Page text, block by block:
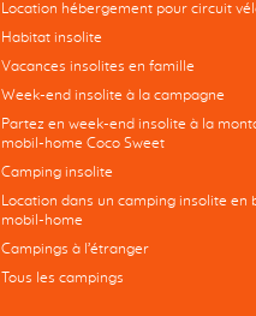
Location hébergement pour circuit
Habitat insolite
Vacances insolites en famille
Week-end insolite à la campagne
Partez en week-end insolite à la
mobil-home Coco Sweet
Camping insolite
Location dans un camping insolite en
mobil-home
Campings à l’étranger
Tous les campings